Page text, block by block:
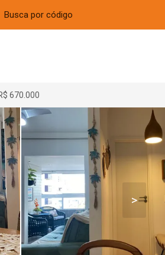
670.000
>